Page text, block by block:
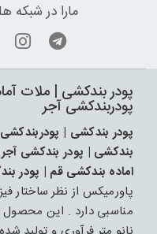
مارا در شبکه
پودر بندکشی | ملات
پودربندکشی آجر
پودر بندکشی |
بندکشی | پودر بندکشی
اماده بندکشی قم | پودر
پاورمیکس از نظر ساختار